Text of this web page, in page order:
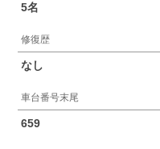
5名
修復歴
なし
車台番号末尾
659